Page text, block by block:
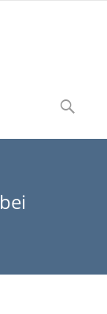
to
content
Suchen
nach: